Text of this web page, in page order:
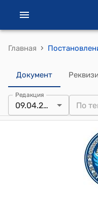
Главная ›
Документ
Редакция
09.04.2015